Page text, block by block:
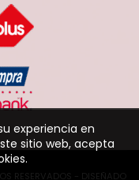
RESERVADOS - DISEÑADO
experiencia en
sitio web, acepta